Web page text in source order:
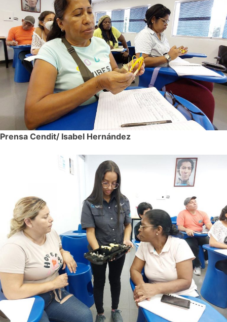
Prensa Cendit/ Isabel Hernández